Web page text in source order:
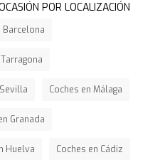
POR LOCALIZACIÓN
Barcelona
Coches en Málaga
Granada
Huelva Coches en Cádiz